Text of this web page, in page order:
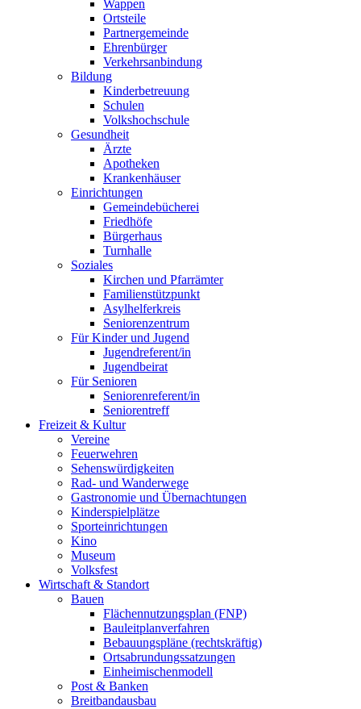
Wappen
Ortsteile
Partnergemeinde
Ehrenbürger
Verkehrsanbindung
Bildung
Kinderbetreuung
Schulen
Volkshochschule
Gesundheit
Ärzte
Apotheken
Krankenhäuser
Einrichtungen
Gemeindebücherei
Friedhöfe
Bürgerhaus
Turnhalle
Soziales
Kirchen und Pfarrämter
Familienstützpunkt
Asylhelferkreis
Seniorenzentrum
Für Kinder und Jugend
Jugendreferent/in
Jugendbeirat
Für Senioren
Seniorenreferent/in
Seniorentreff
Freizeit & Kultur
Vereine
Feuerwehren
Sehenswürdigkeiten
Rad- und Wanderwege
Gastronomie und Übernachtungen
Kinderspielplätze
Sporteinrichtungen
Kino
Museum
Volksfest
Wirtschaft & Standort
Bauen
Flächennutzungsplan (FNP)
Bauleitplanverfahren
Bebauungspläne (rechtskräftig)
Ortsabrundungssatzungen
Einheimischenmodell
Post & Banken
Breitbandausbau